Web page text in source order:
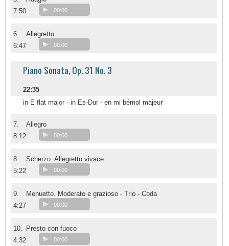
7:50
00:00
6.
Allegretto
6:47
00:00
Piano Sonata, Op. 31 No. 3
22:35
in E flat major - in Es-Dur - en mi bémol majeur
7.
Allegro
8:12
00:00
8.
Scherzo. Allegretto vivace
5:22
00:00
9.
Menuetto. Moderato e grazioso - Trio - Coda
4:27
00:00
10.
Presto con fuoco
4:32
00:00